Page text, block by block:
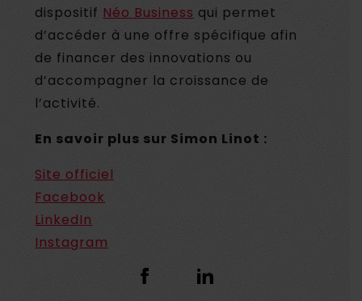
dispositif Néo Business qui permet
d’accéder à une offre spécifique afin
de financer des innovations ou
d’accompagner la croissance de
l’activité.
En savoir plus sur Simon Linot :
Site officiel
Facebook
LinkedIn
Instagram